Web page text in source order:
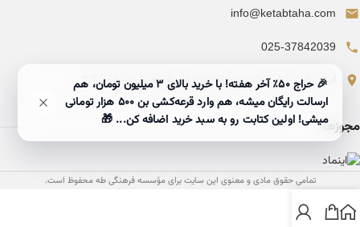
info@ketabtaha.com
025-37842039
ایران، قم، بلوار معلم، مجتمع ناشران، طبقه سوم، واحد ۳۱۴
مجوزها
تمامی حقوق مادی و معنوی این سایت برای مؤسسه فرهنگی طه محفوظ است.
🎉 حراج ۵۰٪ آخر هفته! با خرید بالای 3 میلیون تومان، هم
ارسالت رایگان میشه، هم وارد قرعه‌کشی بن ۵۰۰ هزار تومانی
میشی! اولین کتابت رو به سبد خرید اضافه کن... 🎁